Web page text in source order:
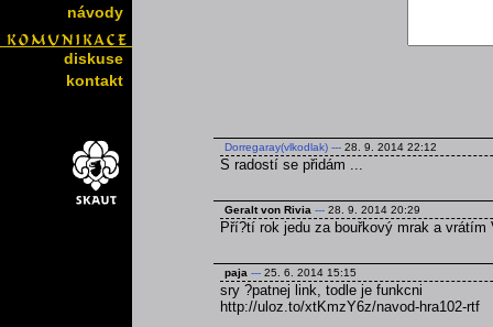
návody
diskuse
kontakt
Dorregaray(vlkodlak) --- 28. 9. 2014 22:12
S radostí se přidám ...
Geralt von Rivia --- 28. 9. 2014 20:29
Pří?tí rok jedu za bouřkový mrak a
paja --- 25. 6. 2014 15:15
sry ?patnej link, todle je funkcni
http://uloz.to/xtKmzY6z/navod-hra102-rtf